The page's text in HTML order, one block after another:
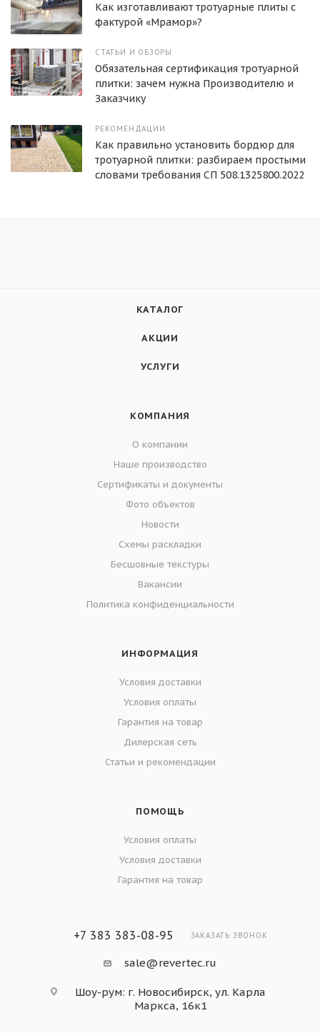
Как изготавливают тротуарные плиты с
фактурой «Мрамор»?
СТАТЬИ И ОБЗОРЫ
Обязательная сертификация тротуарной
плитки: зачем нужна Производителю и
Заказчику
РЕКОМЕНДАЦИИ
Как правильно установить бордюр для
тротуарной плитки: разбираем простыми
словами требования СП 508.1325800.2022
КАТАЛОГ
АКЦИИ
УСЛУГИ
КОМПАНИЯ
О компании
Наше производство
Сертификаты и документы
Фото объектов
Новости
Схемы раскладки
Бесшовные текстуры
Вакансии
Политика конфиденциальности
ИНФОРМАЦИЯ
Условия доставки
Условия оплаты
Гарантия на товар
Дилерская сеть
Статьи и рекомендации
ПОМОЩЬ
Условия оплаты
Условия доставки
Гарантия на товар
+7 383 383-08-95 ЗАКАЗАТЬ ЗВОНОК
sale@revertec.ru
Шоу-рум: г. Новосибирск, ул. Карла
Маркса, 16к1